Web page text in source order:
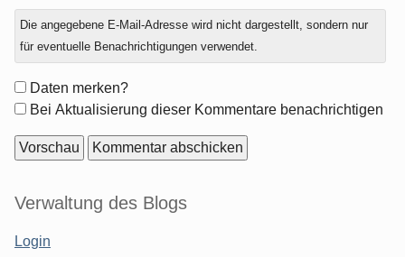
Antwort
zu
Die angegebene E-Mail-Adresse wird nicht dargestellt, sondern nur
für eventuelle Benachrichtigungen verwendet.
Formular-
Optionen
Daten merken?
Bei Aktualisierung dieser Kommentare benachrichtigen
Seitenleiste
Verwaltung des Blogs
Login